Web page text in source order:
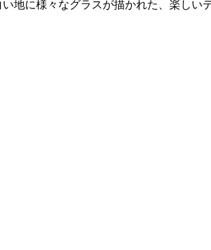
地に様々なグラスが描かれた、楽しい